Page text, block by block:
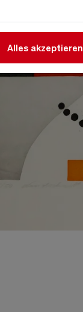
Alles akzeptieren